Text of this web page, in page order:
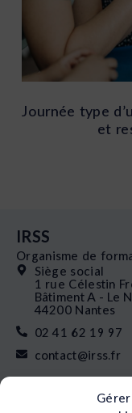
Journée type
et
IRSS
Organisme de
Siège social
1 rue Célestin
Bâtiment A - Le
44200 Nantes
02 41 62 19 97
contact@irss.fr
Nos formations